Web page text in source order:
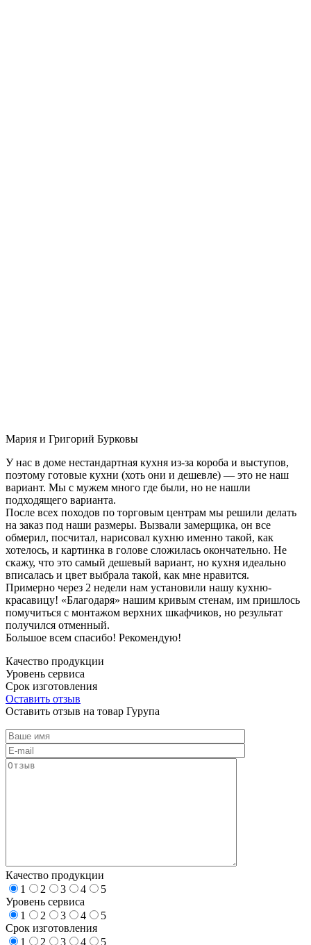
Мария и Григорий Бурковы
У нас в доме нестандартная кухня из-за короба и выступов,
поэтому готовые кухни (хоть они и дешевле) — это не наш
вариант. Мы с мужем много где были, но не нашли
подходящего варианта.
После всех походов по торговым центрам мы решили делать
на заказ под наши размеры. Вызвали замерщика, он все
обмерил, посчитал, нарисовал кухню именно такой, как
хотелось, и картинка в голове сложилась окончательно. Не
скажу, что это самый дешевый вариант, но кухня идеально
вписалась и цвет выбрала такой, как мне нравится.
Примерно через 2 недели нам установили нашу кухню-
красавицу! «Благодаря» нашим кривым стенам, им пришлось
помучиться с монтажом верхних шкафчиков, но результат
получился отменный.
Большое всем спасибо! Рекомендую!
Качество продукции
Уровень сервиса
Срок изготовления
Оставить отзыв
Оставить отзыв на товар Гурупа
Качество продукции
1
2 3 4
5
Уровень сервиса
1
2 3 4
5
Срок изготовления
1
2 3 4
5